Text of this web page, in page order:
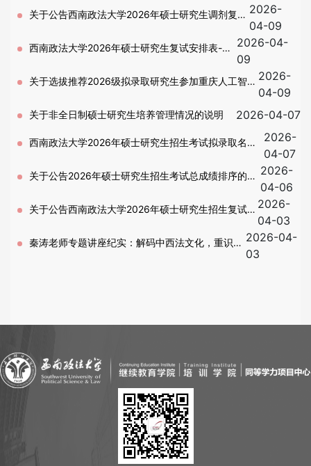
知-调剂考生
关于公告西南政法大学2026年硕士研究生调剂复试
考生名单的通知
2026-
04-09
西南政法大学2026年硕士研究生复试安排表-调
2026-04-
09
关于选拔推荐2026级拟录取研究生参加重庆人工智能
学院招生培养（第二批）的通知
2026-
04-09
关于非全日制硕士研究生培养管理情况的说明 2026-04-07
西南政法大学2026年硕士研究生招生考试拟录取名单
公示－第二批复试（含退役大学生士兵计划）
2026-
04-07
关于公告2026年硕士研究生招生考试总成绩排序的通
知-第二批复试(含退役士兵专项计划)
2026-
04-06
关于公告西南政法大学2026年硕士研究生招生复试考
生分组名单的通知-第二批复试
2026-
04-03
秦涛老师专题讲座纪实：解码中西法文化，重识中 2026-04-
03